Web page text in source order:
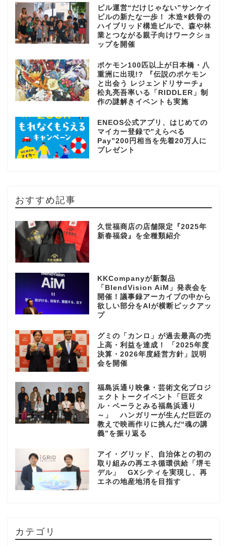
ビル運営“だけじゃない”サンケイ
ビルの新たな一歩！ 木造×鉄骨の
ハイブリッド構造ビルで、森や林
業とつながる親子向けワークショ
ップを開催
ポケモン100匹以上が日本橋・八
重洲に出現!? 『伝説のポケモン
と出会う レジェンドリサーチ』
松丸亮吾率いる「RIDDLER」制
作の謎解きイベントも実施
ENEOS公式アプリ、はじめての
マイカー登録で”えらべる
Pay”200円相当を先着20万人に
プレゼント
おすすめ記事
久世福商店の店舗限定『2025年
新春福袋』を全種類紹介
KKCompanyが新製品
「BlendVision AiM」発表会を
開催！議事録アーカイブの中から
欲しい部分をAIが横断ピックアッ
プ
グミの「カンロ」が過去最高の売
上高・利益を達成！ 「2025年度
決算・2026年度経営方針」説明
会を開催
福島浜通り映像・芸術文化プロジ
ェクトトークイベント「巨匠タ
ル・ベーラとみる福島浜通り
～」 ハンガリーが生んだ巨匠の
教えで映画作りに挑んだ“魂の講
義”を振り返る
アイ・グリッド、自治体との初の
取り組みの再エネ循環供給「堺モ
デル」 GXシティを実現し、再
エネの地産地消を目指す
カテゴリ